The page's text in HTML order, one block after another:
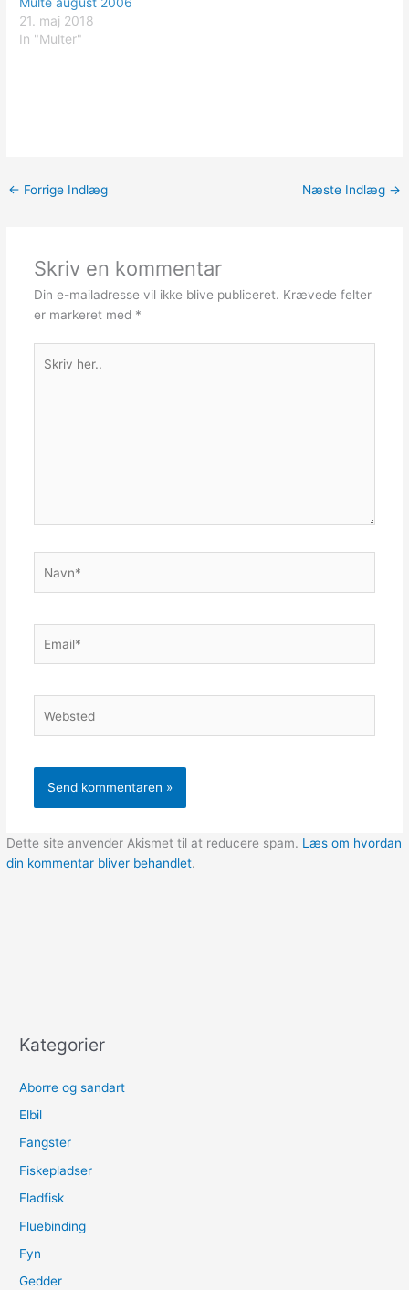
21. maj 2018
In "Multer"
← Forrige Indlæg Næste Indlæg →
Skriv en kommentar
Din e-mailadresse vil ikke blive publiceret. Krævede felter
er markeret med *
her..
Dette site anvender Akismet til at reducere spam. Læs om hvordan
din kommentar bliver behandlet.
Kategorier
Aborre og sandart
Elbil
Fangster
Fiskepladser
Fladfisk
Fluebinding
Fyn
Gedder